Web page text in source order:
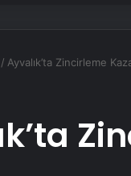
/ Ayvalık’ta Zincirleme